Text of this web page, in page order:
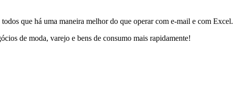
que há uma maneira melhor do que operar com e-mail e com Excel.
de moda, varejo e bens de consumo mais rapidamente!